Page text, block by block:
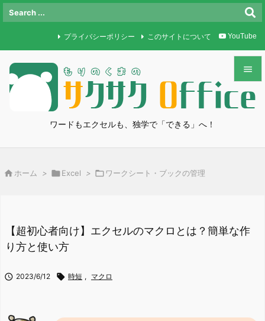
ワードもエクセルも、独学で「できる」へ！


メニュ
検索
プライバシーポリシー このサイトについて YouTube
 ホーム > Excel >  ワークシート・ブックの管理
【超初心者向け】エクセルのマクロとは？簡単な作
り方と使い方
 2023/6/12  時短 , マクロ